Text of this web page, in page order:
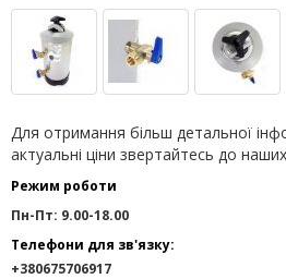
Для отримання більш детальної
актуальні ціни звертайтесь до
Режим роботи
Пн-Пт: 9.00-18.00
Телефони для зв'язку:
+380675706917